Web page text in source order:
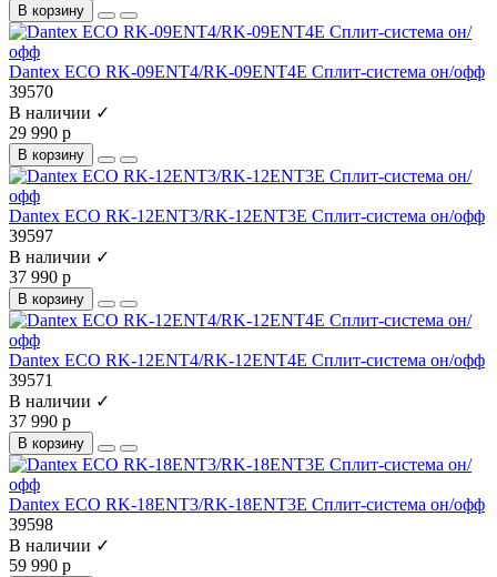
В корзину
Dantex ECO RK-09ENT4/RK-09ENT4E Сплит-система он/офф
39570
В наличии ✓
29 990 р
В корзину
Dantex ECO RK-12ENT3/RK-12ENT3E Сплит-система он/офф
39597
В наличии ✓
37 990 р
В корзину
Dantex ECO RK-12ENT4/RK-12ENT4E Сплит-система он/офф
39571
В наличии ✓
37 990 р
В корзину
Dantex ECO RK-18ENT3/RK-18ENT3E Сплит-система он/офф
39598
В наличии ✓
59 990 р